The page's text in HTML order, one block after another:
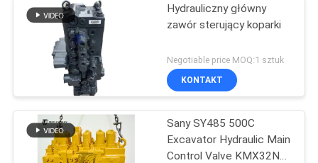
Hydrauliczny główny
zawór sterujący koparki
Negotiable price MOQ:1 sztuk
KONTAKT
Sany SY485 500C
Excavator Hydraulic Main
Control Valve KMX32NA